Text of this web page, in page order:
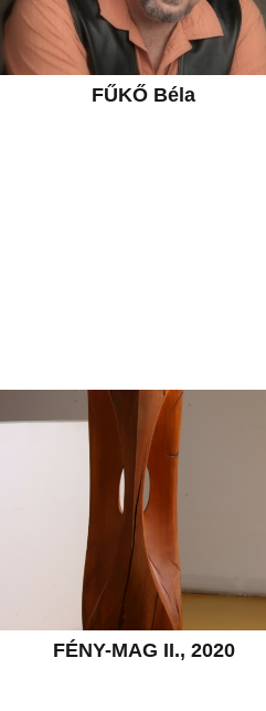
FŰKŐ Béla
FÉNY-MAG II., 2020